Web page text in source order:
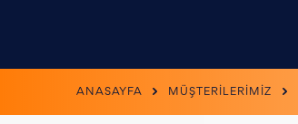
ANASAYFA MÜŞTERİLERİMİZ